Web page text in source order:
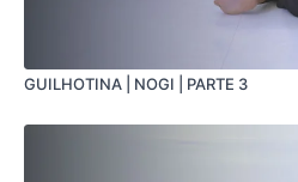
GUILHOTINA | NOGI | PARTE 3